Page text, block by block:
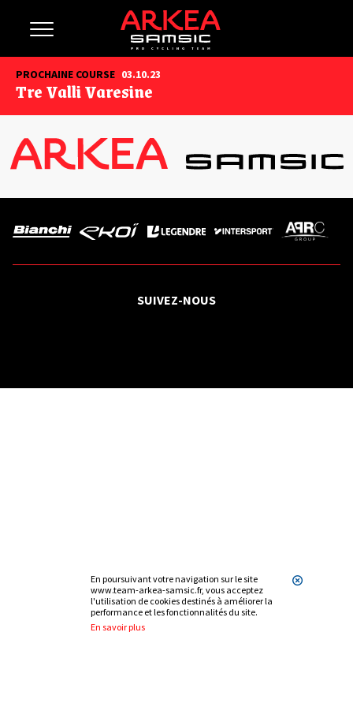
En poursuivant votre navigation sur le site
www.team-arkea-samsic.fr, vous acceptez
l'utilisation de cookies destinés à améliorer la
performance et les fonctionnalités du site.
En savoir plus
PROCHAINE COURSE 03.10.23
Tre Valli Varesine
SUIVEZ-NOUS